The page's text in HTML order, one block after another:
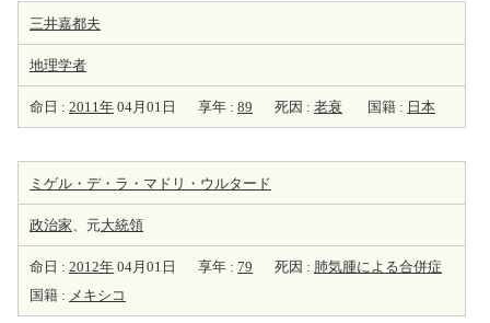
三井嘉都夫
地理学者
命日 : 2011年 04月01日 享年 : 89 死因 : 老衰 国籍 : 日本
ミゲル・デ・ラ・マドリ・ウルタード
政治家、元大統領
命日 : 2012年 04月01日 享年 : 79 死因 : 肺気腫による合併症
国籍 : メキシコ